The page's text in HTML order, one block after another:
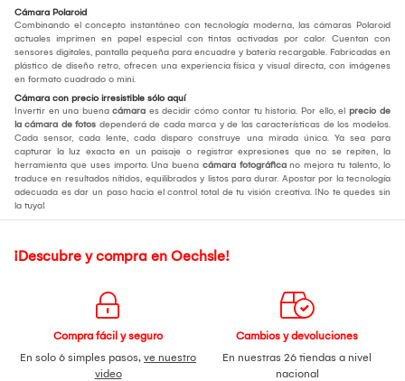
Cámara Polaroid
Combinando el concepto instantáneo con tecnología moderna, las cámaras Polaroid
actuales imprimen en papel especial con tintas activadas por calor. Cuentan con
sensores digitales, pantalla pequeña para encuadre y batería recargable. Fabricadas en
plástico de diseño retro, ofrecen una experiencia física y visual directa, con imágenes
en formato cuadrado o mini.
Cámara con precio irresistible sólo aquí
Invertir en una buena cámara es decidir cómo contar tu historia. Por ello, el precio de
la cámara de fotos dependerá de cada marca y de las características de los modelos.
Cada sensor, cada lente, cada disparo construye una mirada única. Ya sea para
capturar la luz exacta en un paisaje o registrar expresiones que no se repiten, la
herramienta que uses importa. Una buena cámara fotográfica no mejora tu talento, lo
traduce en resultados nítidos, equilibrados y listos para durar. Apostar por la tecnología
adecuada es dar un paso hacia el control total de tu visión creativa. ¡No te quedes sin
la tuya!
¡Descubre y compra en Oechsle!
Compra fácil y seguro
En solo 6 simples pasos, ve nuestro
video
Cambios y devoluciones
En nuestras 26 tiendas a nivel
nacional